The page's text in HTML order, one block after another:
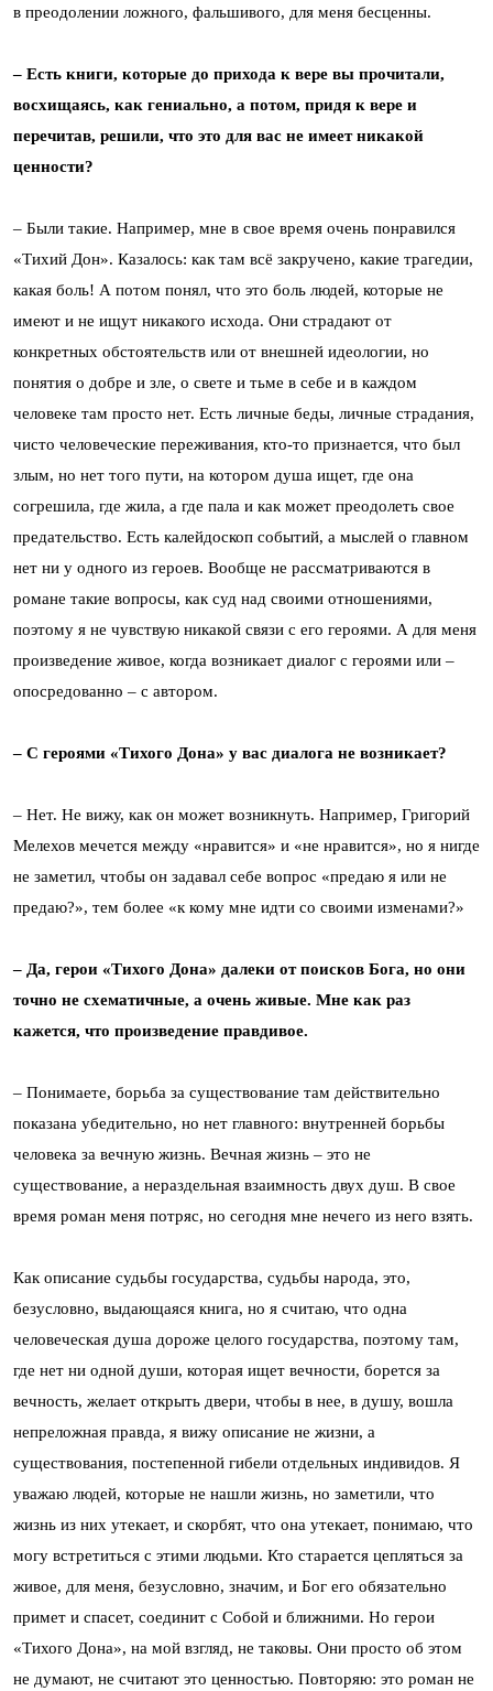
в преодолении ложного, фальшивого, для меня бесценны.
– Есть книги, которые до прихода к вере вы прочитали,
восхищаясь, как гениально, а потом, придя к вере и
перечитав, решили, что это для вас не имеет никакой
ценности?
– Были такие. Например, мне в свое время очень понравился
«Тихий Дон». Казалось: как там всё закручено, какие трагедии,
какая боль! А потом понял, что это боль людей, которые не
имеют и не ищут никакого исхода. Они страдают от
конкретных обстоятельств или от внешней идеологии, но
понятия о добре и зле, о свете и тьме в себе и в каждом
человеке там просто нет. Есть личные беды, личные страдания,
чисто человеческие переживания, кто-то признается, что был
злым, но нет того пути, на котором душа ищет, где она
согрешила, где жила, а где пала и как может преодолеть свое
предательство. Есть калейдоскоп событий, а мыслей о главном
нет ни у одного из героев. Вообще не рассматриваются в
романе такие вопросы, как суд над своими отношениями,
поэтому я не чувствую никакой связи с его героями. А для меня
произведение живое, когда возникает диалог с героями или –
опосредованно – с автором.
– С героями «Тихого Дона» у вас диалога не возникает?
– Нет. Не вижу, как он может возникнуть. Например, Григорий
Мелехов мечется между «нравится» и «не нравится», но я нигде
не заметил, чтобы он задавал себе вопрос «предаю я или не
предаю?», тем более «к кому мне идти со своими изменами?»
– Да, герои «Тихого Дона» далеки от поисков Бога, но они
точно не схематичные, а очень живые. Мне как раз
кажется, что произведение правдивое.
– Понимаете, борьба за существование там действительно
показана убедительно, но нет главного: внутренней борьбы
человека за вечную жизнь. Вечная жизнь – это не
существование, а нераздельная взаимность двух душ. В свое
время роман меня потряс, но сегодня мне нечего из него взять.
Как описание судьбы государства, судьбы народа, это,
безусловно, выдающаяся книга, но я считаю, что одна
человеческая душа дороже целого государства, поэтому там,
где нет ни одной души, которая ищет вечности, борется за
вечность, желает открыть двери, чтобы в нее, в душу, вошла
непреложная правда, я вижу описание не жизни, а
существования, постепенной гибели отдельных индивидов. Я
уважаю людей, которые не нашли жизнь, но заметили, что
жизнь из них утекает, и скорбят, что она утекает, понимаю, что
могу встретиться с этими людьми. Кто старается цепляться за
живое, для меня, безусловно, значим, и Бог его обязательно
примет и спасет, соединит с Собой и ближними. Но герои
«Тихого Дона», на мой взгляд, не таковы. Они просто об этом
не думают, не считают это ценностью. Повторяю: это роман не